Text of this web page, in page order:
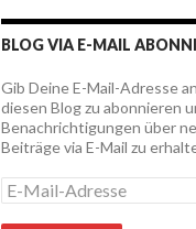
BLOG VIA E-MAIL
Gib Deine E-Mail-Adresse
diesen Blog zu abonnieren
Benachrichtigungen über
Beiträge via E-Mail zu
E
-